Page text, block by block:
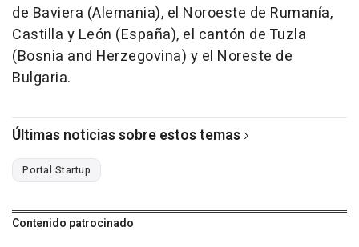
de Baviera (Alemania), el Noroeste de Rumanía,
Castilla y León (España), el cantón de Tuzla
(Bosnia and Herzegovina) y el Noreste de
Bulgaria.
Últimas noticias sobre estos temas
Portal Startup
Contenido patrocinado